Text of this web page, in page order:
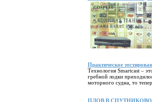
Практическое
Технология Smartcast –
гребной лодки
моторного судна, то
ПЛОВ В